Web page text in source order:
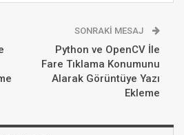
SONRAKI MESAJ
Python ve OpenCV İle
Fare Tıklama Konumunu
Alarak Görüntüye Yazı
Ekleme